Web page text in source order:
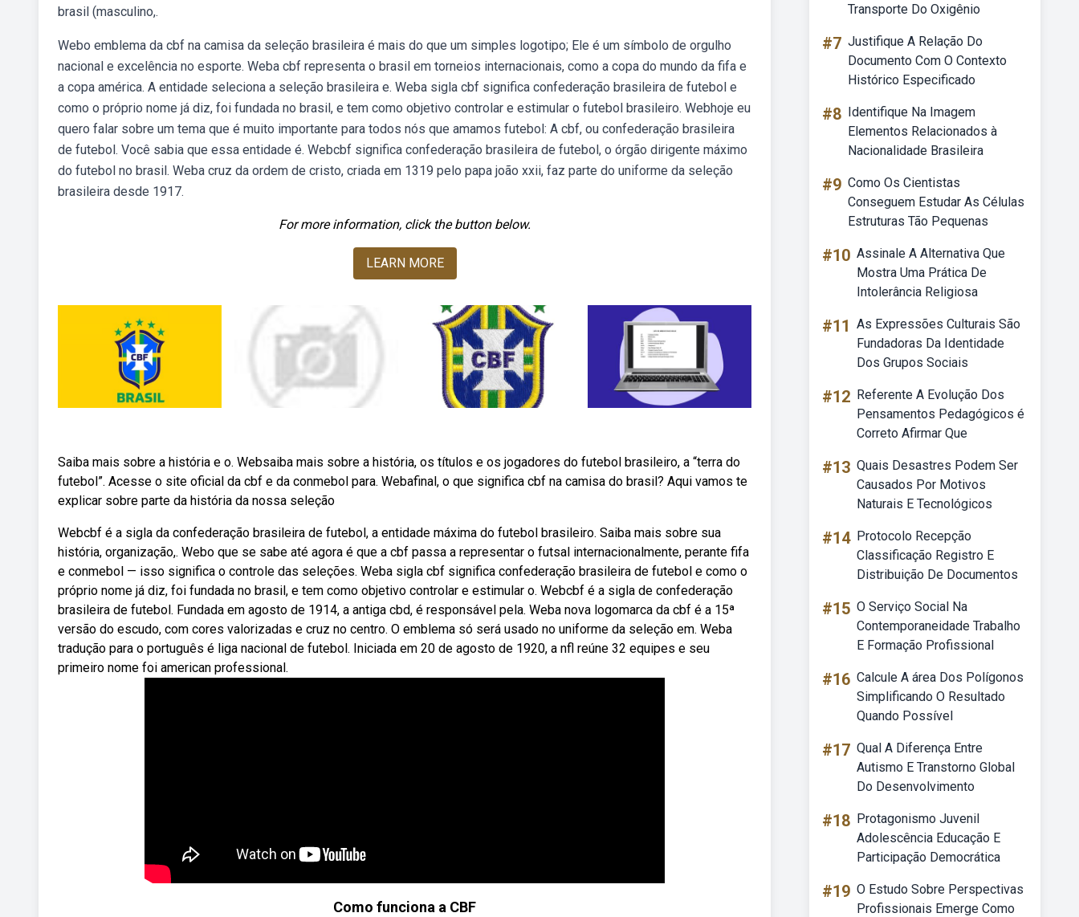
brasil (masculino,.
Webo emblema da cbf na camisa da seleção brasileira é mais do que um simples logotipo; Ele é um símbolo de orgulho
nacional e excelência no esporte. Weba cbf representa o brasil em torneios internacionais, como a copa do mundo da fifa e
a copa américa. A entidade seleciona a seleção brasileira e. Weba sigla cbf significa confederação brasileira de futebol e
como o próprio nome já diz, foi fundada no brasil, e tem como objetivo controlar e estimular o futebol brasileiro. Webhoje eu
quero falar sobre um tema que é muito importante para todos nós que amamos futebol: A cbf, ou confederação brasileira
de futebol. Você sabia que essa entidade é. Webcbf significa confederação brasileira de futebol, o órgão dirigente máximo
do futebol no brasil. Weba cruz da ordem de cristo, criada em 1319 pelo papa joão xxii, faz parte do uniforme da seleção
brasileira desde 1917.
For more information, click the button below.
LEARN MORE
Saiba mais sobre a história e o. Websaiba mais sobre a história, os títulos e os jogadores do futebol brasileiro, a “terra do
futebol”. Acesse o site oficial da cbf e da conmebol para. Webafinal, o que significa cbf na camisa do brasil? Aqui vamos te
explicar sobre parte da história da nossa seleção
Webcbf é a sigla da confederação brasileira de futebol, a entidade máxima do futebol brasileiro. Saiba mais sobre sua
história, organização,. Webo que se sabe até agora é que a cbf passa a representar o futsal internacionalmente, perante fifa
e conmebol — isso significa o controle das seleções. Weba sigla cbf significa confederação brasileira de futebol e como o
próprio nome já diz, foi fundada no brasil, e tem como objetivo controlar e estimular o. Webcbf é a sigla de confederação
brasileira de futebol. Fundada em agosto de 1914, a antiga cbd, é responsável pela. Weba nova logomarca da cbf é a 15ª
versão do escudo, com cores valorizadas e cruz no centro. O emblema só será usado no uniforme da seleção em. Weba
tradução para o português é liga nacional de futebol. Iniciada em 20 de agosto de 1920, a nfl reúne 32 equipes e seu
primeiro nome foi american professional.
Como funciona a CBF
Transporte Do Oxigênio
#7 Justifique A Relação Do
Documento Com O Contexto
Histórico Especificado
#8 Identifique Na Imagem
Elementos Relacionados à
Nacionalidade Brasileira
#9 Como Os Cientistas
Conseguem Estudar As Células
Estruturas Tão Pequenas
#10 Assinale A Alternativa Que
Mostra Uma Prática De
Intolerância Religiosa
#11 As Expressões Culturais São
Fundadoras Da Identidade
Dos Grupos Sociais
#12 Referente A Evolução Dos
Pensamentos Pedagógicos é
Correto Afirmar Que
#13 Quais Desastres Podem Ser
Causados Por Motivos
Naturais E Tecnológicos
#14 Protocolo Recepção
Classificação Registro E
Distribuição De Documentos
#15 O Serviço Social Na
Contemporaneidade Trabalho
E Formação Profissional
#16 Calcule A área Dos Polígonos
Simplificando O Resultado
Quando Possível
#17 Qual A Diferença Entre
Autismo E Transtorno Global
Do Desenvolvimento
#18 Protagonismo Juvenil
Adolescência Educação E
Participação Democrática
#19 O Estudo Sobre Perspectivas
Profissionais Emerge Como